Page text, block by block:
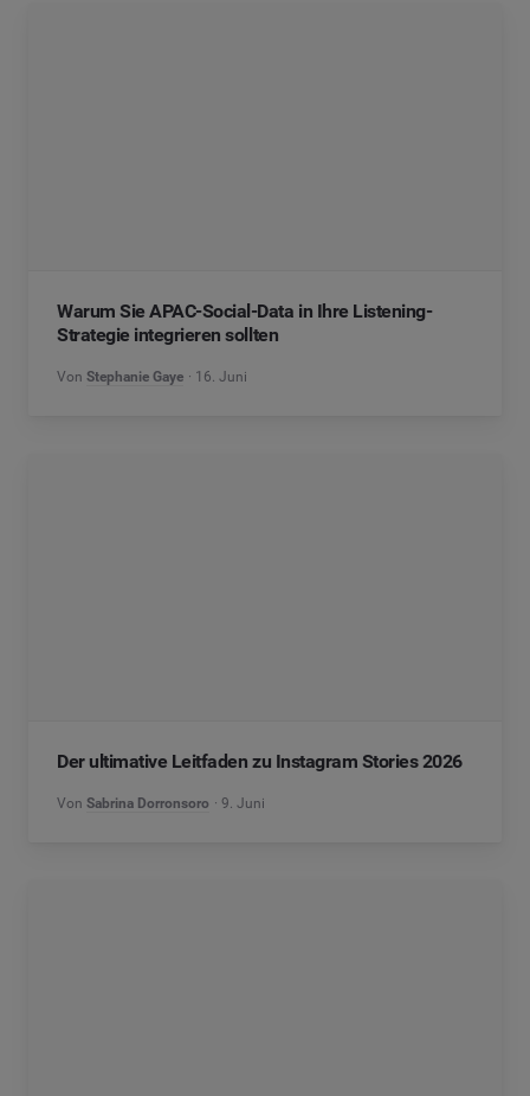
Warum Sie APAC-Social-Data in Ihre Listening-
Strategie integrieren sollten
Von Stephanie Gaye 16. Juni
Der ultimative Leitfaden zu Instagram Stories 2026
Von Sabrina Dorronsoro 9. Juni